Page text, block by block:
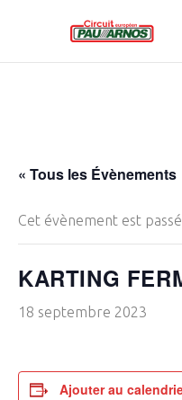
« Tous les Évènements
Cet évènement est
KARTING
18 septembre 2023
Ajouter au